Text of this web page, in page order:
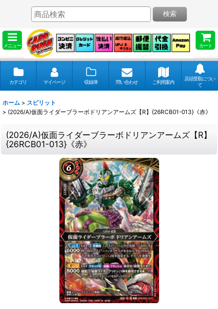
メニュー カート
検索
カテゴリ マイページ 収録弾 問い合わせ ご利用案内
店頭受取につい
て
ホーム > スピリット
> (2026/A)仮面ライダーブラーボドリアンアームズ【R】{26RCB01-013}《赤》
(2026/A)仮面ライダーブラーボドリアンアームズ【R】
{26RCB01-013}《赤》